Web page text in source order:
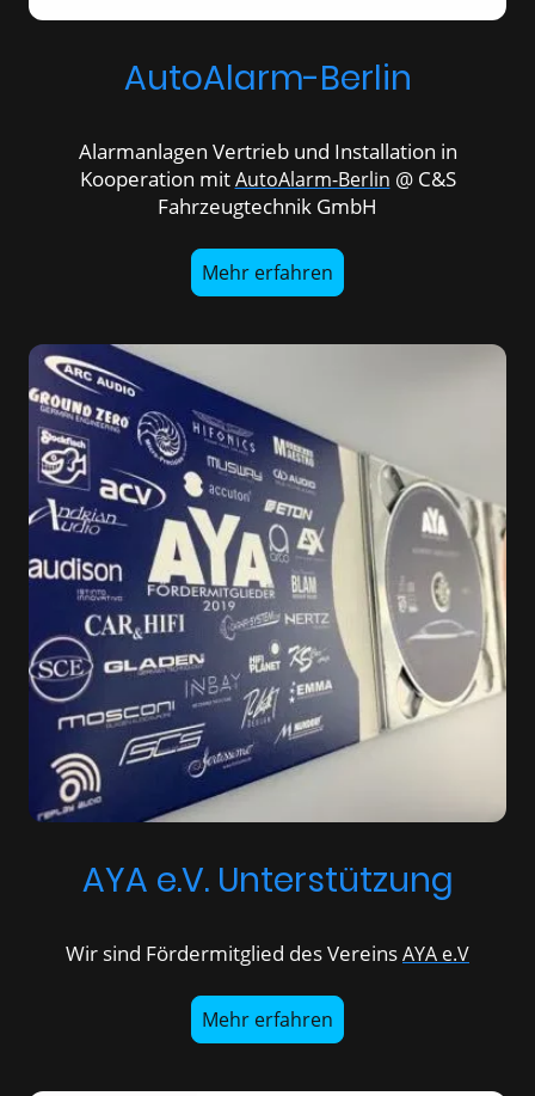
AutoAlarm-Berlin
Alarmanlagen Vertrieb und Installation in
Kooperation mitAutoAlarm-Berlin @ C&S
Fahrzeugtechnik GmbH
Mehr erfahren
AYA e.V. Unterstützung
Wir sind Fördermitglied des VereinsAYA e.V
Mehr erfahren